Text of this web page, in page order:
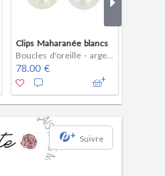
Clips Maharanée blancs
Boucles d'oreille - argent
78.00 €
+ Suivre